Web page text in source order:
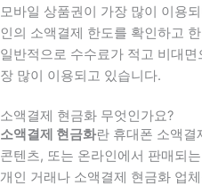
모바일 상품권이 가장 많이 이용
인의 소액결제 한도를 확인하고
일반적으로 수수료가 적고 비대
장 많이 이용되고 있습니다.
소액결제 현금화 무엇인가요?
소액결제 현금화란 휴대폰 소액결
콘텐츠, 또는 온라인에서 판매되
개인 거래나 소액결제 현금화 업